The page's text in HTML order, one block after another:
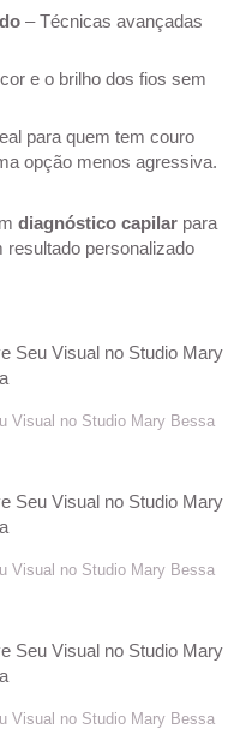
– Técnicas avançadas
e o brilho dos fios sem
para quem tem couro
opção menos agressiva.
diagnóstico capilar para
resultado personalizado
Visual no Studio Mary Bessa
Visual no Studio Mary Bessa
Visual no Studio Mary Bessa